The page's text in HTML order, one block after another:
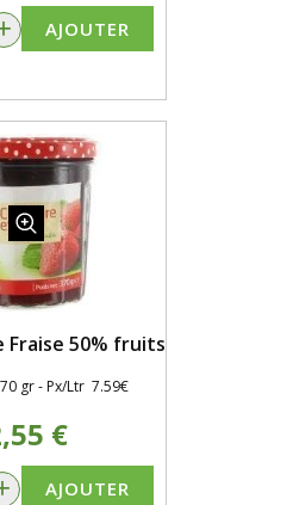
AJOUTER
Fraise 50% fruits
gr - Px/Ltr 7.59€
€
AJOUTER